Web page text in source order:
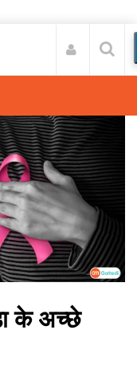
के अच्छे